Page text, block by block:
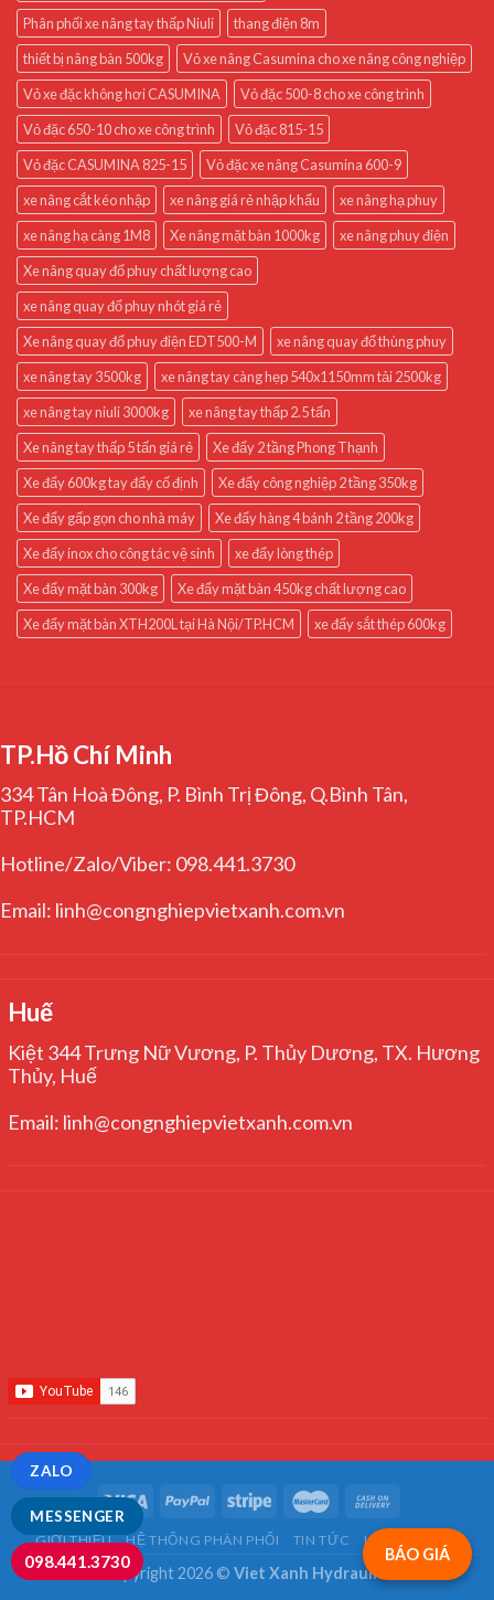
Phân phối xe nâng tay thấp Niuli
thang điện 8m
thiết bị nâng bàn 500kg
Vỏ xe nâng Casumina cho xe nâng công nghiệp
Vỏ xe đặc không hơi CASUMINA
Vỏ đặc 500-8 cho xe công trình
Vỏ đặc 650-10 cho xe công trình
Vỏ đặc 815-15
Vỏ đặc CASUMINA 825-15
Vỏ đặc xe nâng Casumina 600-9
xe nâng cắt kéo nhập
xe nâng giá rẻ nhập khẩu
xe nâng hạ phuy
xe nâng hạ càng 1M8
Xe nâng mặt bàn 1000kg
xe nâng phuy điện
Xe nâng quay đổ phuy chất lượng cao
xe nâng quay đổ phuy nhót giá rẻ
Xe nâng quay đổ phuy điện EDT500-M
xe nâng quay đổ thùng phuy
xe nâng tay 3500kg
xe nâng tay càng hẹp 540x1150mm tải 2500kg
xe nâng tay niuli 3000kg
xe nâng tay thấp 2.5 tấn
Xe nâng tay thấp 5 tấn giá rẻ
Xe đẩy 2 tầng Phong Thạnh
Xe đẩy 600kg tay đẩy cố định
Xe đẩy công nghiệp 2 tầng 350kg
Xe đẩy gấp gọn cho nhà máy
Xe đẩy hàng 4 bánh 2 tầng 200kg
Xe đẩy inox cho công tác vệ sinh
xe đẩy lòng thép
Xe đẩy mặt bàn 300kg
Xe đẩy mặt bàn 450kg chất lượng cao
Xe đẩy mặt bàn XTH200L tại Hà Nội/TP.HCM
xe đẩy sắt thép 600kg
TP.Hồ Chí Minh
334 Tân Hoà Đông, P. Bình Trị Đông, Q.Bình Tân,
TP.HCM
Hotline/Zalo/Viber: 098.441.3730
Email: linh@congnghiepvietxanh.com.vn
Huế
Kiệt 344 Trưng Nữ Vương, P. Thủy Dương, TX. Hương
Thủy, Huế
Email: linh@congnghiepvietxanh.com.vn
BÁO GIÁ
GIỚI THIỆU HỆ THỐNG PHÂN PHỐI TIN TỨC LIÊN HỆ
Copyright 2026 © Viet Xanh Hydraulics
MESSENGER
ZALO
098.441.3730